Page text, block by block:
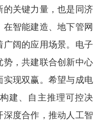
的关键力量，也是同济
智能建造、地下管网
广阔的应用场景。电子
，共建联合创新中心
现双赢。希望与成电
建、自主推理可控决
度合作，推动人工智